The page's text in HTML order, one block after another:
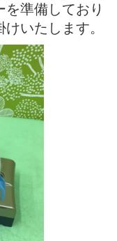
準備しており
いたします。